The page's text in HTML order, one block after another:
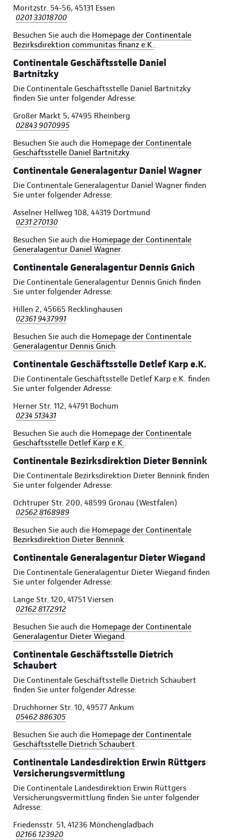
Moritzstr. 54-56, 45131 Essen
0201 33018700
Besuchen Sie auch die Homepage der Continentale
Bezirksdirektion communitas finanz e.K..
Continentale Geschäftsstelle Daniel
Bartnitzky
Die Continentale Geschäftsstelle Daniel Bartnitzky
finden Sie unter folgender Adresse:
Großer Markt 5, 47495 Rheinberg
02843 9070995
Besuchen Sie auch die Homepage der Continentale
Geschäftsstelle Daniel Bartnitzky.
Continentale Generalagentur Daniel Wagner
Die Continentale Generalagentur Daniel Wagner finden
Sie unter folgender Adresse:
Asselner Hellweg 108, 44319 Dortmund
0231 270130
Besuchen Sie auch die Homepage der Continentale
Generalagentur Daniel Wagner.
Continentale Generalagentur Dennis Gnich
Die Continentale Generalagentur Dennis Gnich finden
Sie unter folgender Adresse:
Hillen 2, 45665 Recklinghausen
02361 9437991
Besuchen Sie auch die Homepage der Continentale
Generalagentur Dennis Gnich.
Continentale Geschäftsstelle Detlef Karp e.K.
Die Continentale Geschäftsstelle Detlef Karp e.K. finden
Sie unter folgender Adresse:
Herner Str. 112, 44791 Bochum
0234 513431
Besuchen Sie auch die Homepage der Continentale
Geschäftsstelle Detlef Karp e.K..
Continentale Bezirksdirektion Dieter Bennink
Die Continentale Bezirksdirektion Dieter Bennink finden
Sie unter folgender Adresse:
Ochtruper Str. 200, 48599 Gronau (Westfalen)
02562 8168989
Besuchen Sie auch die Homepage der Continentale
Bezirksdirektion Dieter Bennink.
Continentale Generalagentur Dieter Wiegand
Die Continentale Generalagentur Dieter Wiegand finden
Sie unter folgender Adresse:
Lange Str. 120, 41751 Viersen
02162 8172912
Besuchen Sie auch die Homepage der Continentale
Generalagentur Dieter Wiegand.
Continentale Geschäftsstelle Dietrich
Schaubert
Die Continentale Geschäftsstelle Dietrich Schaubert
finden Sie unter folgender Adresse:
Druchhorner Str. 10, 49577 Ankum
05462 886305
Besuchen Sie auch die Homepage der Continentale
Geschäftsstelle Dietrich Schaubert.
Continentale Landesdirektion Erwin Rüttgers
Versicherungsvermittlung
Die Continentale Landesdirektion Erwin Rüttgers
Versicherungsvermittlung finden Sie unter folgender
Adresse:
Friedensstr. 51, 41236 Mönchengladbach
02166 123920